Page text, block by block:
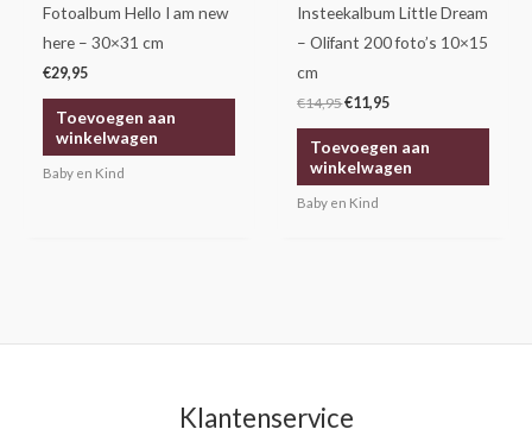
Fotoalbum Hello I am new
here – 30×31 cm
€29,95
Toevoegen aan
winkelwagen
Baby en Kind
Insteekalbum Little Dream
– Olifant 200 foto’s 10×15
cm
€14,95€11,95
Toevoegen aan
winkelwagen
Baby en Kind
Klantenservice